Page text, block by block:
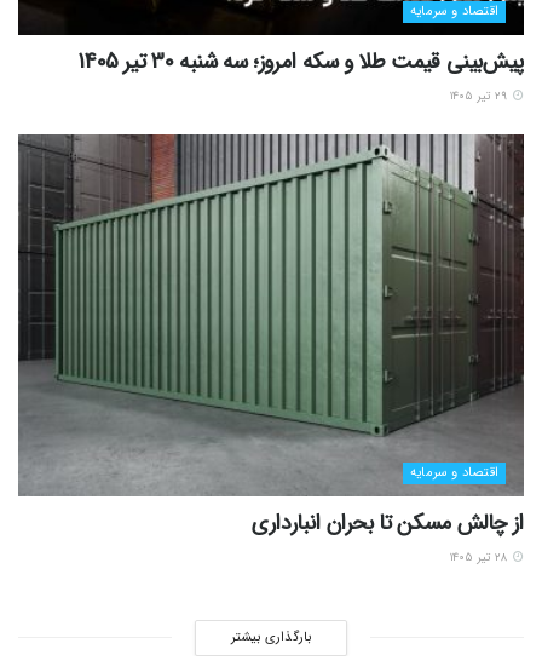
اقتصاد و سرمایه
پیش‌بینی قیمت طلا و سکه امروز؛ سه شنبه 30 تیر 1405
اقتصاد و سرمایه
از چالش مسکن تا بحران انبارداری
بارگذاری بیشتر